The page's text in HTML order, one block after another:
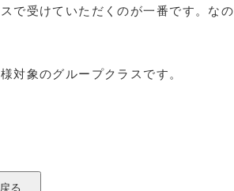
で受けていただくのが一番です。なの
対象のグループクラスです。